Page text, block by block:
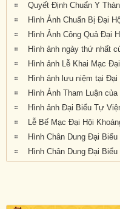
Hình Ảnh Tham Luận